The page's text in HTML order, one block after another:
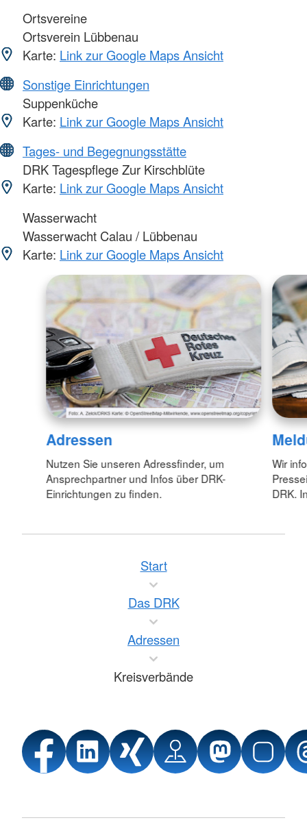
Ortsvereine
Ortsverein Lübbenau
Karte: Link zur Google Maps Ansicht
Sonstige Einrichtungen
Suppenküche
Karte: Link zur Google Maps Ansicht
Tages- und Begegnungsstätte
DRK Tagespflege Zur Kirschblüte
Karte: Link zur Google Maps Ansicht
Wasserwacht
Wasserwacht Calau / Lübbenau
Karte: Link zur Google Maps Ansicht
Adressen
Nutzen Sie unseren Adressfinder, um
Ansprechpartner und Infos über DRK-
Einrichtungen zu finden.
Wir
DRK.
Start
Das DRK
Adressen
Kreisverbände